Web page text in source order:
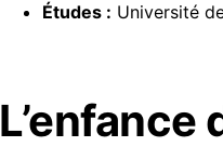
Études : Université
L’enfance